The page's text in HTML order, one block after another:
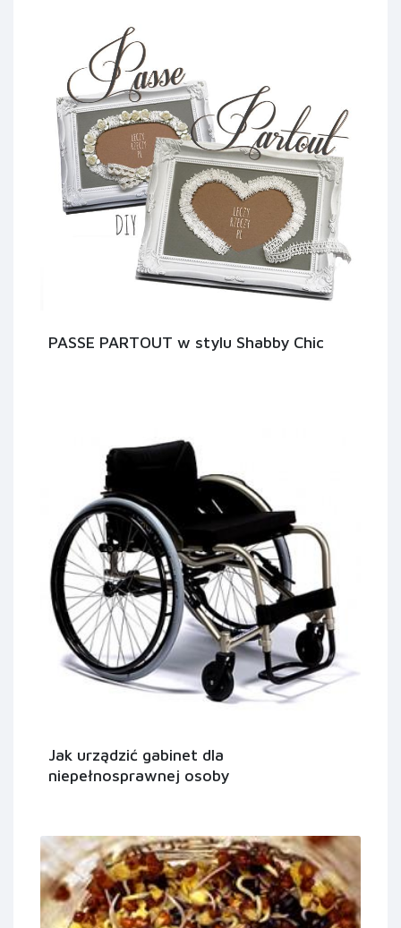
PASSE PARTOUT w stylu Shabby Chic
Jak urządzić gabinet dla
niepełnosprawnej osoby